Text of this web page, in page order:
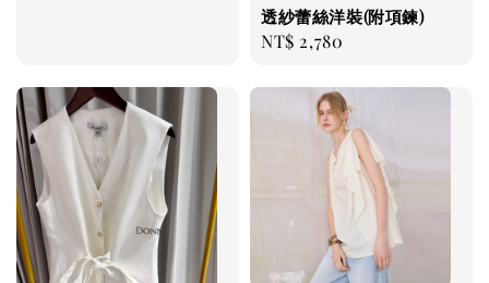
透紗蕾絲洋裝(附項鍊)
Regular
NT$ 2,780